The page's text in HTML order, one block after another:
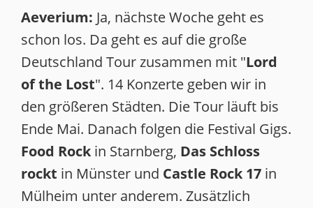
Aeverium: Ja, nächste Woche geht es
schon los. Da geht es auf die große
Deutschland Tour zusammen mit "Lord
of the Lost". 14 Konzerte geben wir in
den größeren Städten. Die Tour läuft bis
Ende Mai. Danach folgen die Festival Gigs.
Food Rock in Starnberg, Das Schloss
rockt in Münster und Castle Rock 17 in
Mülheim unter anderem. Zusätzlich